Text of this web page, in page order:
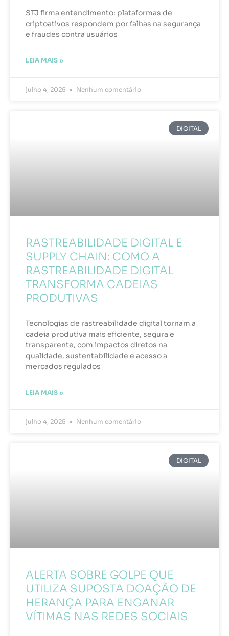
STJ firma entendimento: plataformas de
criptoativos respondem por falhas na segurança
e fraudes contra usuários
LEIA MAIS »
julho 4, 2025 Nenhum comentário
DIGITAL
RASTREABILIDADE DIGITAL E
SUPPLY CHAIN: COMO A
RASTREABILIDADE DIGITAL
TRANSFORMA CADEIAS
PRODUTIVAS
Tecnologias de rastreabilidade digital tornam a
cadeia produtiva mais eficiente, segura e
transparente, com impactos diretos na
qualidade, sustentabilidade e acesso a
mercados regulados
LEIA MAIS »
julho 4, 2025 Nenhum comentário
DIGITAL
ALERTA SOBRE GOLPE QUE
UTILIZA SUPOSTA DOAÇÃO DE
HERANÇA PARA ENGANAR
VÍTIMAS NAS REDES SOCIAIS